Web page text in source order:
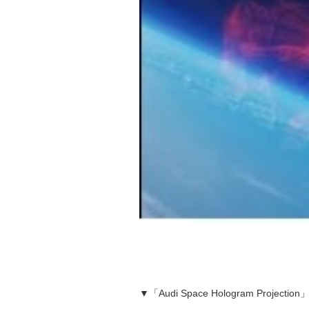
▼「Audi Space Hologram Projection